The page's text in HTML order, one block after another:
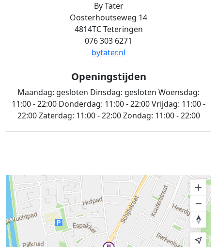
By Tater
Oosterhoutseweg 14
4814TC Teteringen
076 303 6271
bytater.nl
Openingstijden
Maandag: gesloten Dinsdag: gesloten Woensdag:
11:00 - 22:00 Donderdag: 11:00 - 22:00Vrijdag: 11:00 -
22:00Zaterdag: 11:00 - 22:00Zondag: 11:00 - 22:00